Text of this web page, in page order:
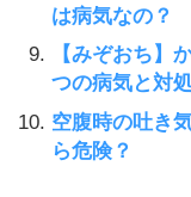
は病気なの？
【みぞおち】
つの病気と対処
空腹時の吐き
ら危険？